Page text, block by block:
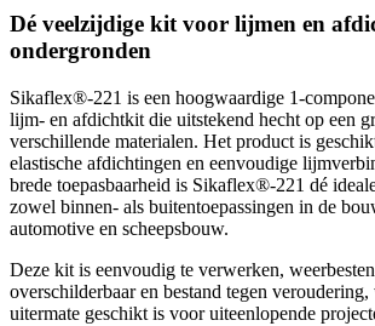
Dé veelzijdige kit voor lijmen en
ondergronden
Sikaflex®-221 is een hoogwaardige 1-
lijm- en afdichtkit die uitstekend hecht op een
verschillende materialen. Het product is
elastische afdichtingen en eenvoudige
brede toepasbaarheid is Sikaflex®-221 dé
zowel binnen- als buitentoepassingen in de
automotive en scheepsbouw.
Deze kit is eenvoudig te verwerken,
overschilderbaar en bestand tegen
uitermate geschikt is voor uiteenlopende